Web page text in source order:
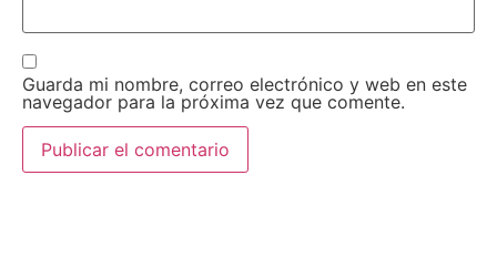
Guarda mi nombre, correo electrónico y web en este
navegador para la próxima vez que comente.